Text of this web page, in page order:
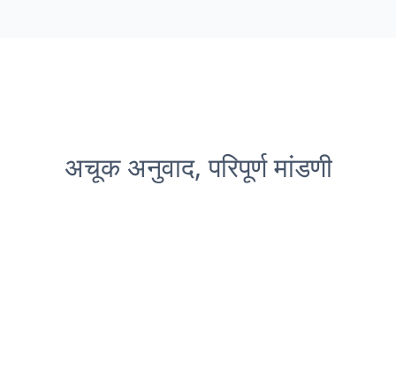
अचूक अनुवाद, परिपूर्ण मांडणी